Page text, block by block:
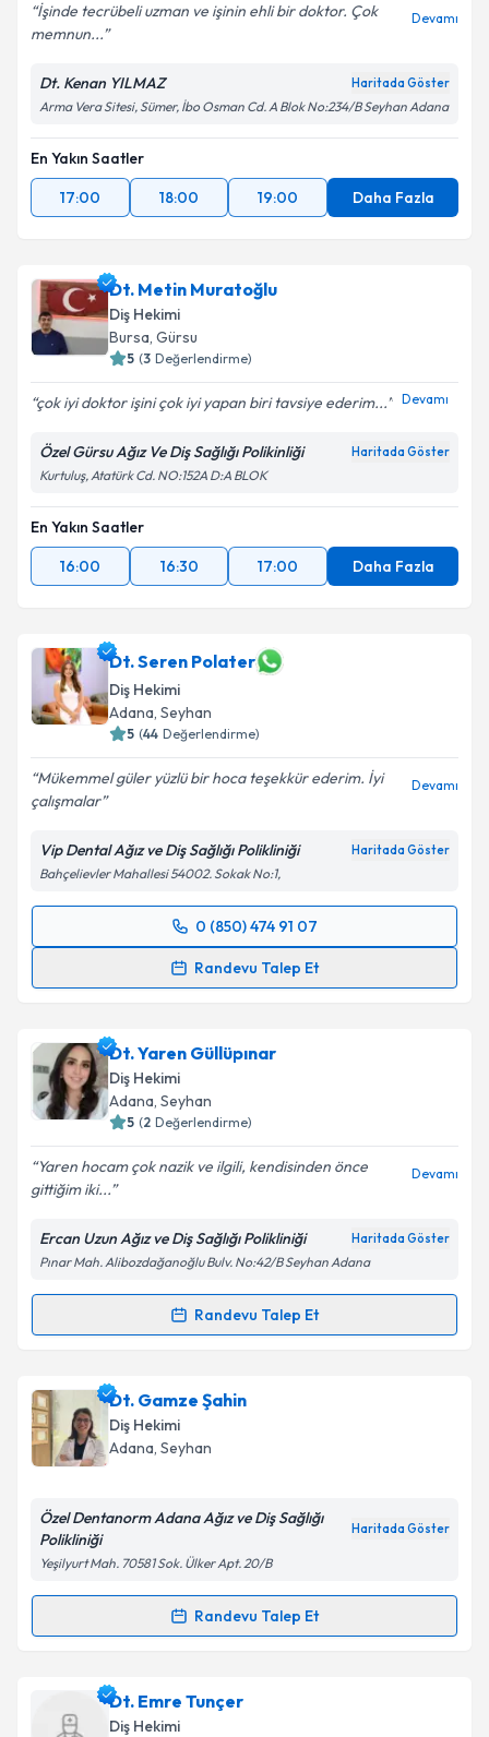
İşinde tecrübeli uzman ve işinin ehli bir doktor. Çok
memnun...
Devamı
Dt. Kenan YILMAZ Haritada Göster
Arma Vera Sitesi, Sümer, İbo Osman Cd. A Blok No:234/B Seyhan Adana
En Yakın Saatler
17:00
18:00 19:00 Daha Fazla
Dt. Metin Muratoğlu
Diş Hekimi
Bursa, Gürsu
5 (3 Değerlendirme)
çok iyi doktor işini çok iyi yapan biri tavsiye ederim... Devamı
Özel Gürsu Ağız Ve Diş Sağlığı Polikinliği Haritada Göster
Kurtuluş, Atatürk Cd. NO:152A D:A BLOK
En Yakın Saatler
16:00
16:30 17:00 Daha Fazla
Dt. Seren Polater
Diş Hekimi
Adana, Seyhan
5 (44 Değerlendirme)
Mükemmel güler yüzlü bir hoca teşekkür ederim. İyi
çalışmalar
Devamı
Vip Dental Ağız ve Diş Sağlığı Polikliniği Haritada Göster
Bahçelievler Mahallesi 54002. Sokak No:1,
0 (850) 474 91 07
Randevu Talep Et
Randevu Takvimi Talebi
takvim hazırlandığında e-posta ile bilgilendireceğiz.
E-posta Adresiniz
kapsamda işlenmesini kabul ediyorum.
Takvim Talebini Gönder
Dt. Yaren Güllüpınar
Diş Hekimi
Adana, Seyhan
5 (2 Değerlendirme)
Yaren hocam çok nazik ve ilgili, kendisinden önce
gittiğim iki...
Devamı
Ercan Uzun Ağız ve Diş Sağlığı Polikliniği Haritada Göster
Pınar Mah. Alibozdağanoğlu Bulv. No:42/B Seyhan Adana
Randevu Talep Et
Randevu Takvimi Talebi
Dt. Yaren Güllüpınariçin randevu takvimi talebi
oluşturun. Size bu uzmandan randevu almanız için bir
takvim hazırlandığında e-posta ile bilgilendireceğiz.
Kişisel verilerimin işlenmesine ilişkinAydınlatma
'ni okudum ve kişisel verilerimin belirtilen
kapsamda işlenmesini kabul ediyorum.
Takvim Talebini Gönder
Dt. Gamze Şahin
Diş Hekimi
Adana, Seyhan
Özel Dentanorm Adana Ağız ve Diş Sağlığı
Polikliniği
Haritada Göster
Yeşilyurt Mah. 70581 Sok. Ülker Apt. 20/B
Randevu Talep Et
Randevu Takvimi Talebi
Dt. Gamze Şahiniçin randevu takvimi talebi
oluşturun. Size bu uzmandan randevu almanız için bir
Dt. Emre Tunçer
Diş Hekimi